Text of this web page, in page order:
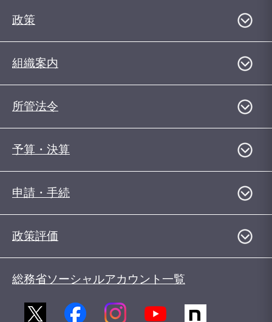
政策
組織案内
所管法令
予算・決算
申請・手続
政策評価
総務省ソーシャルアカウント一覧